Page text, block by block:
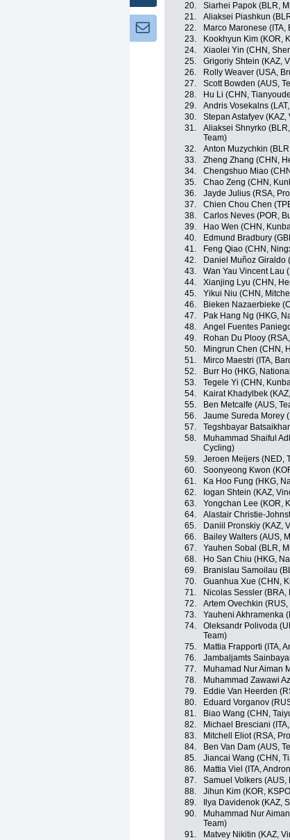
20.
Siarhei Papok (BLR,
21.
Aliaksei Piashkun
22.
Marco Maronese (ITA,
23.
Kookhyun Kim (KOR,
24.
Xiaolei Yin (CHN,
25.
Grigoriy Shtein (KAZ,
26.
Rolly Weaver (USA,
27.
Scott Bowden (AUS,
28.
Hu Li (CHN,
29.
Andris Vosekalns
30.
Stepan Astafyev
31.
Aliaksei Shnyrko
Team)
32. Anton Muzychkin
33.
Zheng Zhang (CHN,
34.
Chengshuo Miao
35.
Chao Zeng (CHN,
36.
Jayde Julius (RSA,
37.
Chien Chou Chen
38.
Carlos Neves (POR,
39.
Hao Wen (CHN,
40.
Edmund Bradbury
41.
Feng Qiao (CHN,
42.
Daniel Muñoz Giraldo
43.
Wan Yau Vincent Lau
44.
Xianjing Lyu (CHN,
45.
Yikui Niu (CHN,
46.
Bieken Nazaerbieke
47.
Pak Hang Ng (HKG,
48.
Angel Fuentes
49.
Rohan Du Plooy
50.
Mingrun Chen (CHN,
51.
Mirco Maestri (ITA,
52.
Burr Ho (HKG,
53.
Tegele Yi (CHN,
54.
Kairat Khadylbek
55.
Ben Metcalfe (AUS,
56.
Jaume Sureda Morey
57.
Tegshbayar
58.
Muhammad Shaiful
Cycling)
59. Jeroen Meijers (NED,
60.
Soonyeong Kwon
61.
Ka Hoo Fung (HKG,
62.
Iogan Shtein (KAZ,
63.
Yongchan Lee (KOR,
64.
Alastair Christie-
65.
Daniil Pronskiy (KAZ,
66.
Bailey Walters (AUS,
67.
Yauhen Sobal (BLR,
68.
Ho San Chiu (HKG,
69.
Branislau Samoilau
70.
Guanhua Xue (CHN,
71.
Nicolas Sessler (BRA,
72.
Artem Ovechkin
73.
Yauheni Akhramenka
74.
Oleksandr Polivoda
Team)
75. Mattia Frapporti (ITA,
76.
Jambaljamts
77.
Muhamad Nur Aiman
78.
Muhammad Zawawi
79.
Eddie Van Heerden
80.
Eduard Vorganov
81.
Biao Wang (CHN,
82.
Michael Bresciani
83.
Mitchell Eliot (RSA,
84.
Ben Van Dam (AUS,
85.
Jiancai Wang (CHN,
86.
Mattia Viel (ITA,
87.
Samuel Volkers
88.
Jihun Kim (KOR,
89.
Ilya Davidenok (KAZ,
90.
Muhammad Nur
Team)
91. Matvey Nikitin (KAZ,
Newsletter: